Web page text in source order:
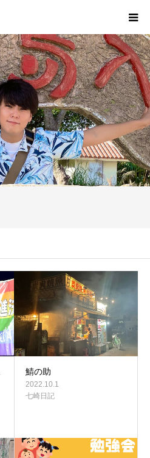
鯖の助
2022.10.1
七崎日記